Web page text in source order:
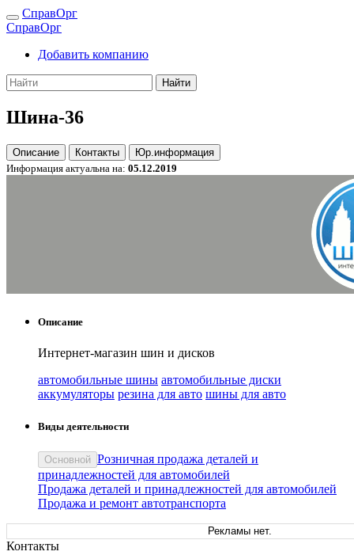
СправОрг
СправОрг
Добавить компанию
Найти
Шина-36
Описание Контакты
Юр.информация
Информация актуальна на: 05.12.2019
Описание
Интернет-магазин шин и дисков
автомобильные шины автомобильные диски
аккумуляторы резина для авто шины для авто
Виды деятельности
Основной Розничная продажа деталей и
принадлежностей для автомобилей
Продажа деталей и принадлежностей для автомобилей
Продажа и ремонт автотранспорта
Рекламы нет.
Контакты